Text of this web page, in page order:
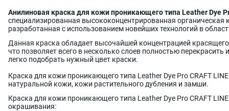
Анилиновая краска для кожи проникающего типа Leather Dye
специализированная высококонцентрированная органическая
разработанная с использованием новейших технологий в
Данная краска обладает высочайшей концентрацией
что позволяет всего в несколько слоев полностью перекрасить
легко подобрать нужный цвет краски.
Краска для кожи проникающего типа Leather Dye Pro CRAFT
натуральной кожи, кожи растительного дубления и замши.
Краска для кожи проникающего типа Leather Dye Pro CRAFT
окрашивания: